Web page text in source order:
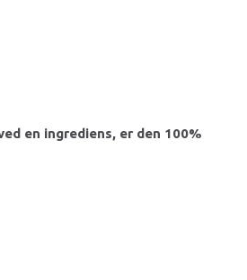
en ingrediens, er den 100%